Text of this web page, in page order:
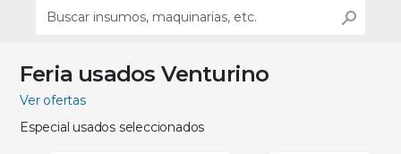
Feria usados Venturino
Ver ofertas
Especial usados seleccionados